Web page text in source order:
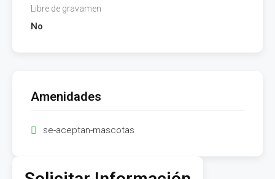
Libre de gravamen
No
Amenidades
se-aceptan-mascotas